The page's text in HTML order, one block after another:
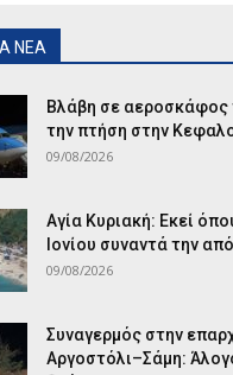
ΝΕΑ
Βλάβη σε αεροσκάφος
την πτήση στην
09/08/2026
Αγία Κυριακή: Εκεί
Ιονίου συναντά την
09/08/2026
Συναγερμός στην
Αργοστόλι–Σάμη: